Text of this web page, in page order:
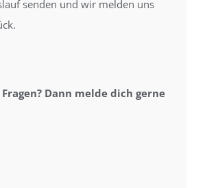
senden und wir melden uns
Dann melde dich gerne